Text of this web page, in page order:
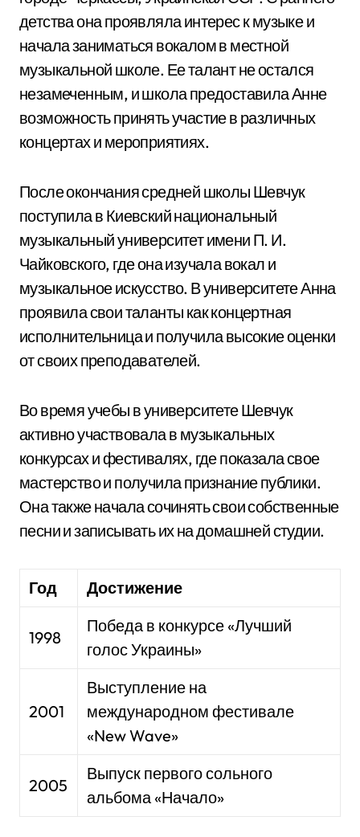
детства она проявляла интерес к музыке и
начала заниматься вокалом в местной
музыкальной школе. Ее талант не остался
незамеченным, и школа предоставила Анне
возможность принять участие в различных
концертах и мероприятиях.
После окончания средней школы Шевчук
поступила в Киевский национальный
музыкальный университет имени П. И.
Чайковского, где она изучала вокал и
музыкальное искусство. В университете Анна
проявила свои таланты как концертная
исполнительница и получила высокие оценки
от своих преподавателей.
Во время учебы в университете Шевчук
активно участвовала в музыкальных
конкурсах и фестивалях, где показала свое
мастерство и получила признание публики.
Она также начала сочинять свои собственные
песни и записывать их на домашней студии.
Год Достижение
1998
Победа в конкурсе «Лучший
голос Украины»
2001
Выступление на
международном фестивале
«New Wave»
2005
Выпуск первого сольного
альбома «Начало»